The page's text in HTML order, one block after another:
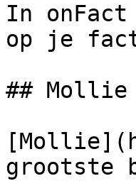
In
op je
## Mollie
grootste